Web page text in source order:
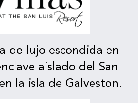
de lujo escondida en
aislado del San
la isla de Galveston.